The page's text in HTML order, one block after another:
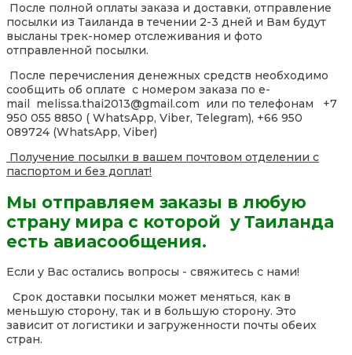
После полной оплаты заказа и доставки, отправление
посылки из Таиланда в течении 2-3 дней и Вам будут
высланы трек-номер отслеживания и фото
отправленной посылки.
После перечисления денежных средств необходимо
сообщить об оплате с номером заказа по e-
mail melissa.thai2013@gmail.com или по телефонам +7
950 055 8850 ( WhatsApp, Viber, Telegram), +66 950
089724 (WhatsApp, Viber)
Получение посылки в вашем почтовом отделении с
паспортом и без доплат!
Мы отправляем заказы в любую
страну мира с которой у Таиланда
есть авиасообщения.
Если у Вас остались вопросы - свяжитесь с нами!
Срок доставки посылки может меняться, как в
меньшую сторону, так и в большую сторону. Это
зависит от логистики и загруженности почты обеих
стран.